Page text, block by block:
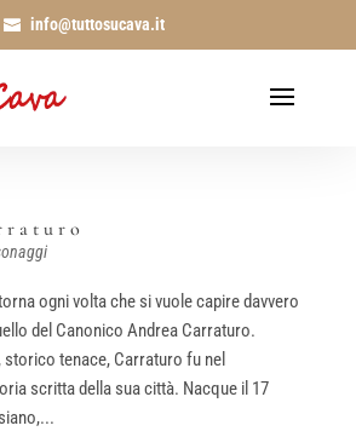
info@tuttosucava.it
ogni volta che si vuole capire davvero
del Canonico Andrea Carraturo.
tenace, Carraturo fu nel
scritta della sua città. Nacque il 17